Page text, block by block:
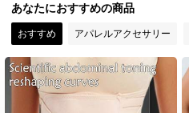
4.83 1.1K フォロワー
4.83 1.1K フォロワー
あなたにおすすめの商品
おすすめ アパレルアクセサリー